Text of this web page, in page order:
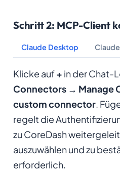
Schritt 2: MCP-Client
Claude Desktop
Klicke auf+ in der Chat-
Connectors→ Manage
custom connector.
regelt die
zu CoreDash
auszuwählen und zu
erforderlich.